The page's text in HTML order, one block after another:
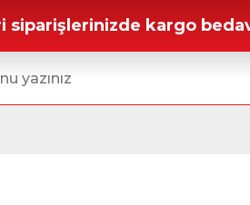
siparişlerinizde kargo